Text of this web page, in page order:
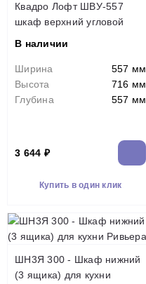
Квадро Лофт ШВУ-557
шкаф верхний угловой
В наличии
Ширина
557 мм
Высота
716 мм
Глубина
557 мм
3 644 ₽
Купить в один клик
ШН3Я 300 - Шкаф нижний
(3 ящика) для кухни